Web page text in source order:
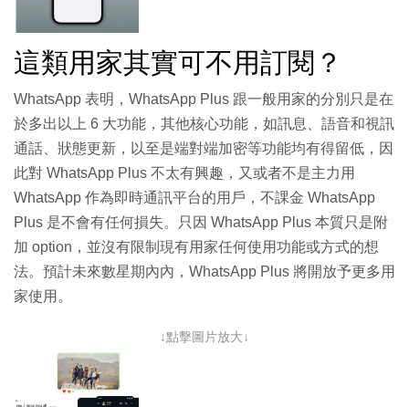
這類用家其實可不用訂閱？
WhatsApp 表明，WhatsApp Plus 跟一般用家的分別只是在
於多出以上 6 大功能，其他核心功能，如訊息、語音和視訊
通話、狀態更新，以至是端對端加密等功能均有得留低，因
此對 WhatsApp Plus 不太有興趣，又或者不是主力用
WhatsApp 作為即時通訊平台的用戶，不課金 WhatsApp
Plus 是不會有任何損失。只因 WhatsApp Plus 本質只是附
加 option，並沒有限制現有用家任何使用功能或方式的想
法。預計未來數星期內內，WhatsApp Plus 將開放予更多用
家使用。
↓點擊圖片放大↓